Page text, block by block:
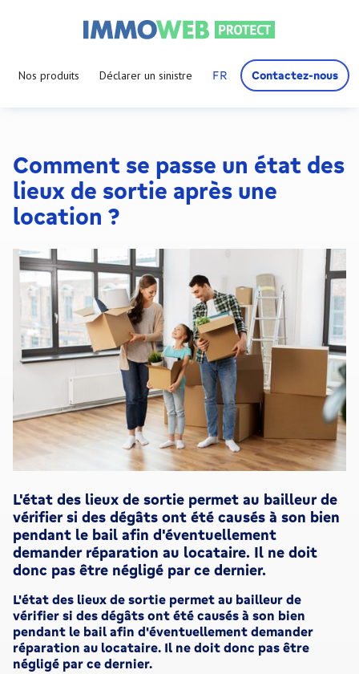
Nos produits Déclarer un sinistre FR Contactez-nous
Comment se passe un état des
lieux de sortie après une
location ?
L'état des lieux de sortie permet au bailleur de
vérifier si des dégâts ont été causés à son bien
pendant le bail afin d'éventuellement
demander réparation au locataire. Il ne doit
donc pas être négligé par ce dernier.
L'état des lieux de sortie permet au bailleur de
vérifier si des dégâts ont été causés à son bien
pendant le bail afin d'éventuellement demander
réparation au locataire. Il ne doit donc pas être
négligé par ce dernier.